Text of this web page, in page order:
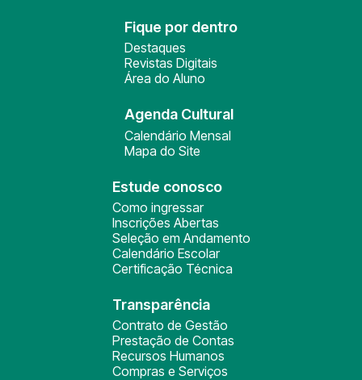
Fique por dentro
Destaques
Revistas Digitais
Área do Aluno
Agenda Cultural
Calendário Mensal
Mapa do Site
Estude conosco
Como ingressar
Inscrições Abertas
Seleção em Andamento
Calendário Escolar
Certificação Técnica
Transparência
Contrato de Gestão
Prestação de Contas
Recursos Humanos
Compras e Serviços